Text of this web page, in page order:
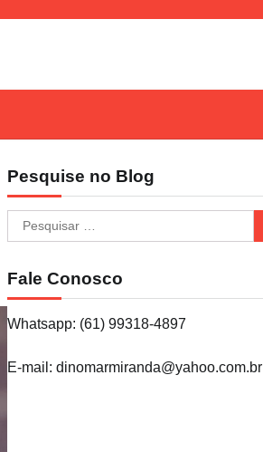
Pesquise no Blog
Pesquisar
por:
Fale Conosco
Whatsapp: (61) 99318-4897
E-mail: dinomarmiranda@yahoo.com.br